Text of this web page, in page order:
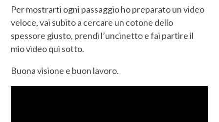
Per mostrarti ogni passaggio ho preparato un video
veloce, vai subito a cercare un cotone dello
spessore giusto, prendi l’uncinetto e fai partire il
mio video qui sotto.
Buona visione e buon lavoro.